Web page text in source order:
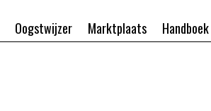
Handboek
Marktplaats
Oogstwijzer